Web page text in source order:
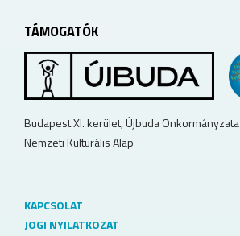
TÁMOGATÓK
Budapest XI. kerület, Újbuda Önkormányzata
Nemzeti Kulturális Alap
KAPCSOLAT
JOGI NYILATKOZAT